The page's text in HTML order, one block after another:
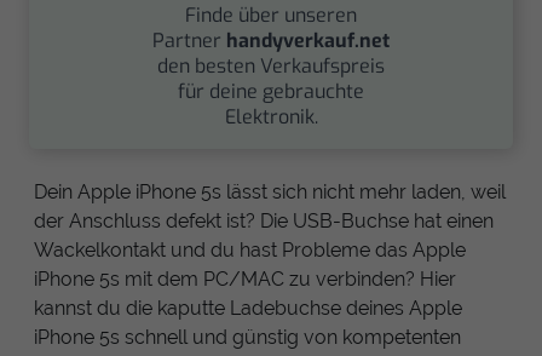
Finde über unseren
Partner handyverkauf.net
den besten Verkaufspreis
für deine gebrauchte
Elektronik.
Dein Apple iPhone 5s lässt sich nicht mehr laden, weil
der Anschluss defekt ist? Die USB-Buchse hat einen
Wackelkontakt und du hast Probleme das Apple
iPhone 5s mit dem PC/MAC zu verbinden? Hier
kannst du die kaputte Ladebuchse deines Apple
iPhone 5s schnell und günstig von kompetenten